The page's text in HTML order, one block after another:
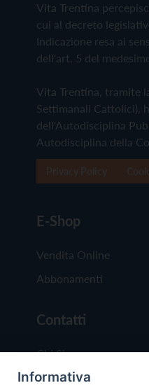
Vita Trentina
cui al decreto
Indicazione resa ai
dell'art. 5 del
Vita Trentina, tramite
Settimanali Cattolici),
dell'Autodisciplina
Autodisciplina della
E-Shop
Vendita Online
Abbonamenti
Contatti
Chi Siamo
Redazione
Informativa